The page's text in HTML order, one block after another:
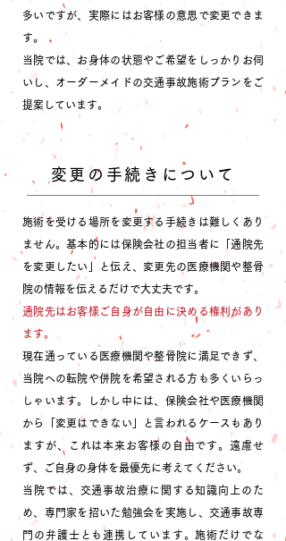
多いですが、実際にはお客様の意思で変更できま
す。
当院では、お身体の状態やご希望をしっかりお伺
いし、オーダーメイドの交通事故施術プランをご
提案しています。
変更の手続きについて
施術を受ける場所を変更する手続きは難しくあり
ません。基本的には保険会社の担当者に「通院先
を変更したい」と伝え、変更先の医療機関や整骨
院の情報を伝えるだけで大丈夫です。
通院先はお客様ご自身が自由に決める権利があり
ます。
現在通っている医療機関や整骨院に満足できず、
当院への転院や併院を希望される方も多くいらっ
しゃいます。しかし中には、保険会社や医療機関
から「変更はできない」と言われるケースもあり
ますが、これは本来お客様の自由です。遠慮せ
ず、ご自身の身体を最優先に考えてください。
当院では、交通事故治療に関する知識向上のた
め、専門家を招いた勉強会を実施し、交通事故専
門の弁護士とも連携しています。施術だけでな